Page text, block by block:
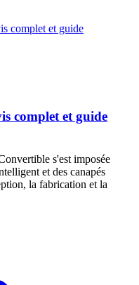
complet et guide
s'est imposée
et des canapés
la fabrication et la